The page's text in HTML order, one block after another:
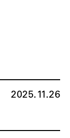
2025.11.26